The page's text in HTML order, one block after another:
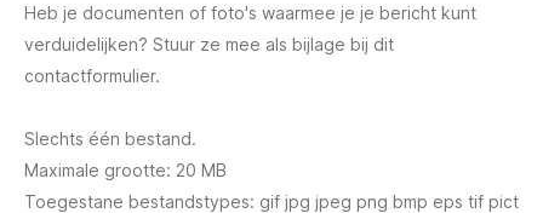
Heb je documenten of foto's waarmee je je bericht kunt
verduidelijken? Stuur ze mee als bijlage bij dit
contactformulier.
Slechts één bestand.
Maximale grootte: 20 MB
Toegestane bestandstypes: gif jpg jpeg png bmp eps tif pict